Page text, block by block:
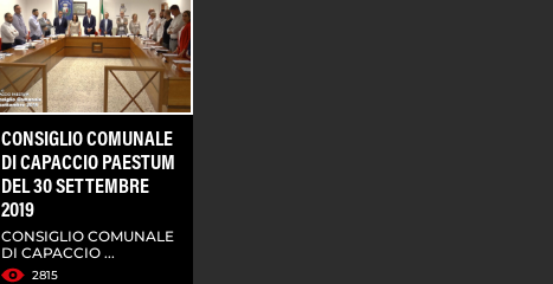
CONSIGLIO COMUNALE
DI CAPACCIO PAESTUM
DEL 30 SETTEMBRE
2019
CONSIGLIO COMUNALE
DI CAPACCIO ...
2815